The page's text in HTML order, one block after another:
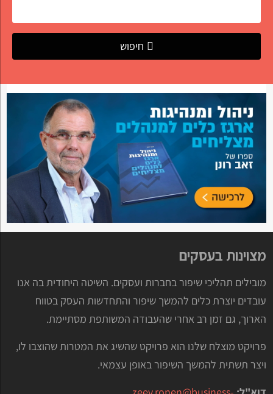
חיפוש
מצוינות בעסקים
מובילים תהליכי שיפור בחברות ועסקים. השיטה היחודית בה אנו
עובדים יוצרת כלים להמשך שיפור והתחדשות העסק בטווח
הארוך, גם זמן רב אחרי שהעבודה המשותפת מסתיימת.
פרויקט מוצלח שלנו הוא פרויקט שהשיג את המטרות שהוצבו לו,
ויצר תשתית להמשך השיפור באופן עצמאי.